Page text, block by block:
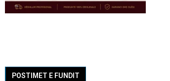
POSTIMET E FUNDIT